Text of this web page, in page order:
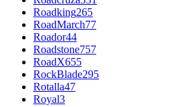
Roadking265
RoadMarch77
Roador44
Roadstone757
RoadX655
RockBlade295
Rotalla47
Royal3